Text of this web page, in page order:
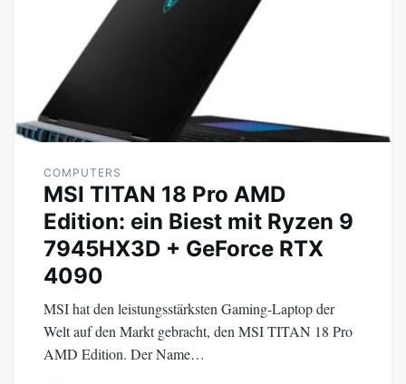
COMPUTERS
MSI TITAN 18 Pro AMD
Edition: ein Biest mit Ryzen 9
7945HX3D + GeForce RTX
4090
MSI hat den leistungsstärksten Gaming-Laptop der
Welt auf den Markt gebracht, den MSI TITAN 18 Pro
AMD Edition. Der Name…